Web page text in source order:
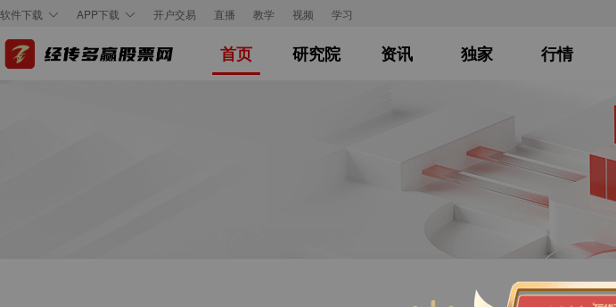
软件下载 APP下载 开户交易 直播 教学 视频 学习
首页 研究院 资讯 独家 行情